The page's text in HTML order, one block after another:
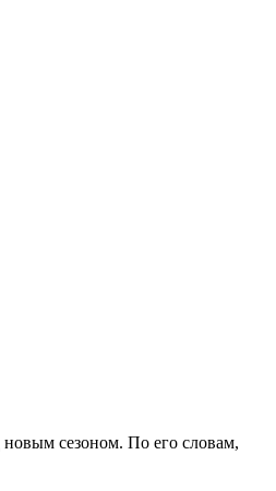
сезоном. По его словам,